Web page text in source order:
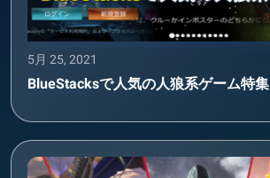
5月 25, 2021
BlueStacksで人気の人狼系ゲーム特集